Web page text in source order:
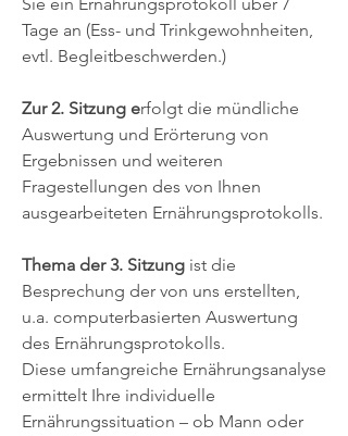
Tage an (Ess- und Trinkgewohnheiten,
evtl. Begleitbeschwerden.)
Zur 2. Sitzung erfolgt die mündliche
Auswertung und Erörterung von
Ergebnissen und weiteren
Fragestellungen des von Ihnen
ausgearbeiteten Ernährungsprotokolls.
Thema der 3. Sitzung ist die
Besprechung der von uns erstellten,
u.a. computerbasierten Auswertung
des Ernährungsprotokolls.
Diese umfangreiche Ernährungsanalyse
ermittelt Ihre individuelle
Ernährungssituation – ob Mann oder